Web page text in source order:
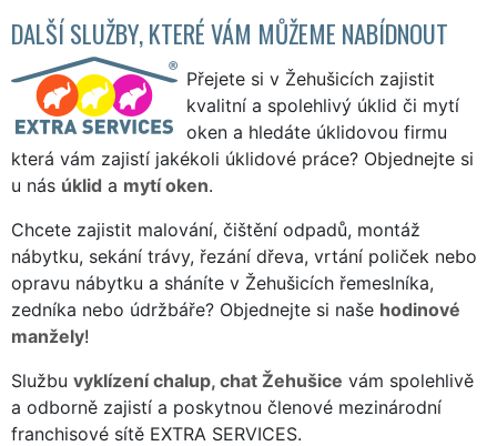
DALŠÍ SLUŽBY, KTERÉ VÁM MŮŽEME NABÍDNOUT
Přejete si v Žehušicích zajistit
kvalitní a spolehlivý úklid či mytí
oken a hledáte úklidovou firmu
která vám zajistí jakékoli úklidové práce? Objednejte si
u nás úklid a mytí oken.
Chcete zajistit malování, čištění odpadů, montáž
nábytku, sekání trávy, řezání dřeva, vrtání poliček nebo
opravu nábytku a sháníte v Žehušicích řemeslníka,
zedníka nebo údržbáře? Objednejte si naše hodinové
manžely!
Službu vyklízení chalup, chat Žehušice vám spolehlivě
a odborně zajistí a poskytnou členové mezinárodní
franchisové sítě EXTRA SERVICES.